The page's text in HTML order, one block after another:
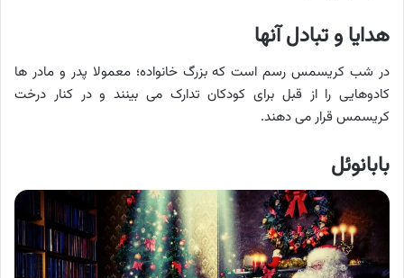
هدایا و تبادل آنها
در شب کریسمس رسم است که بزرگ خانواده؛ معمولا پدر و مادر ها
کادوهایی را از قبل برای کودکان تدارک می بینند و در کنار درخت
کریسمس قرار می دهند.
بابانوئل